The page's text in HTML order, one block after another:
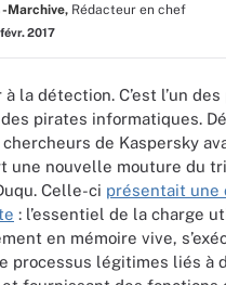
Marchive, Rédacteur en chef
2017
à la détection. C’est l’un
pirates informatiques.
de Kaspersky
une nouvelle mouture du
Celle-ci présentait une
: l’essentiel de la charge
en mémoire vive,
processus légitimes liés à